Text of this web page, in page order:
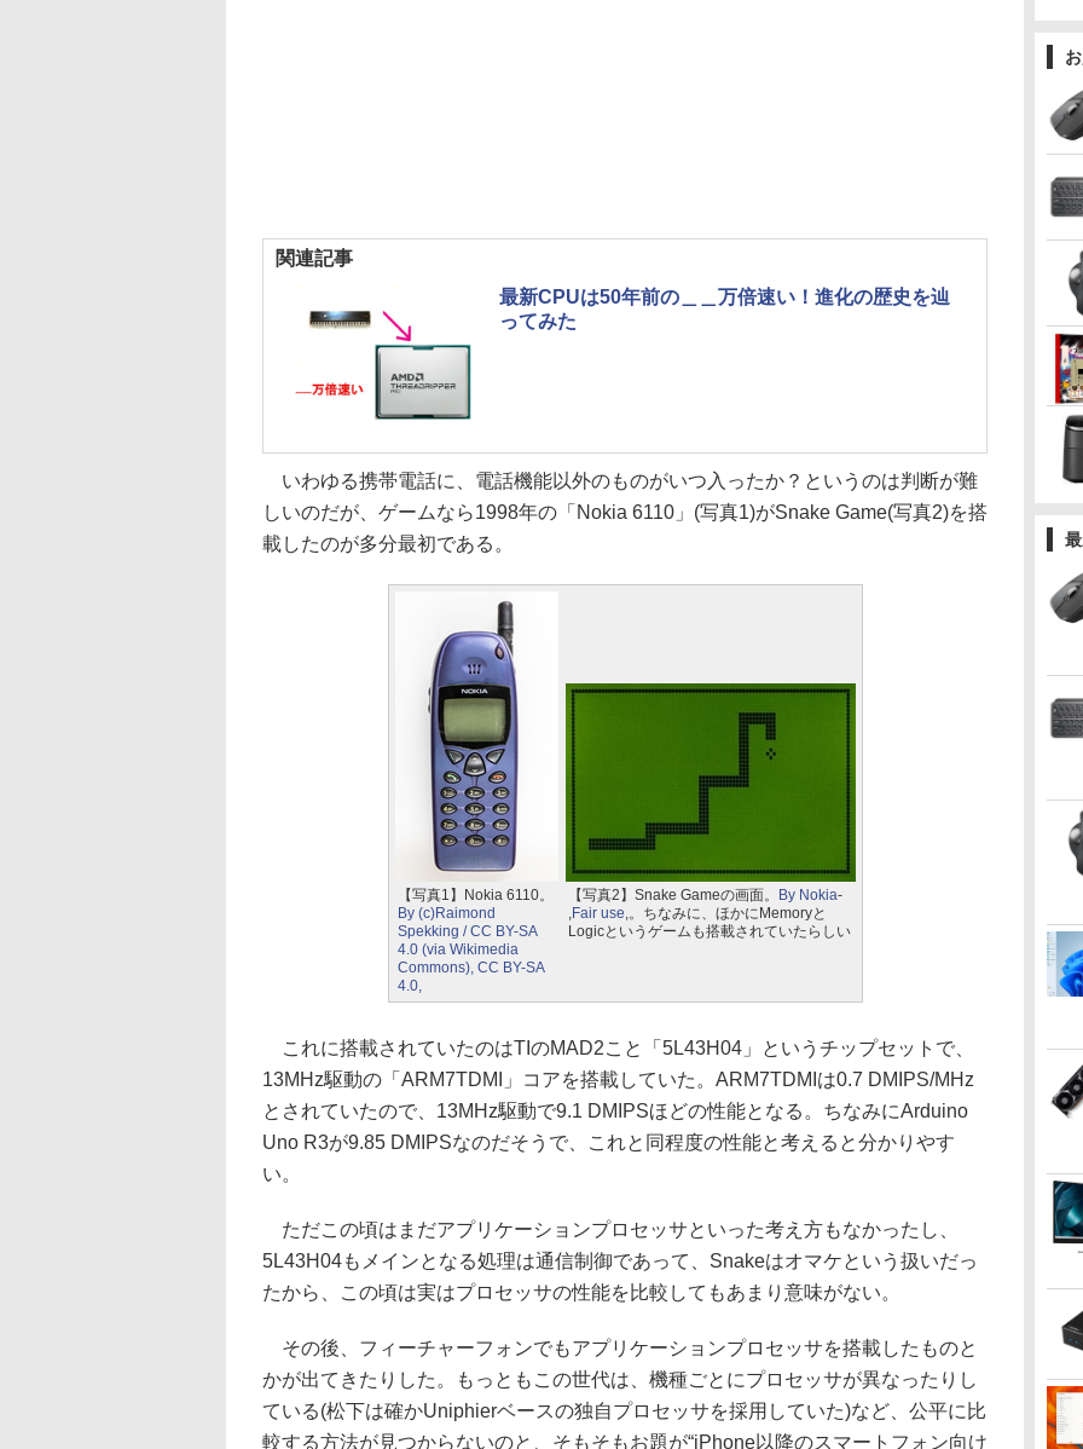
関連記事
最新CPUは50年前の＿＿万倍速い！進化の歴史を辿
ってみた
いわゆる携帯電話に、電話機能以外のものがいつ入ったか？というのは判断が難
しいのだが、ゲームなら1998年の「Nokia 6110」(写真1)がSnake Game(写真2)を搭
載したのが多分最初である。
【写真1】Nokia 6110。
By (c)Raimond
Spekking / CC BY-SA
4.0 (via Wikimedia
Commons), CC BY-SA
4.0,
【写真2】Snake Gameの画面。 By Nokia-
,Fair use,。ちなみに、ほかにMemoryと
Logicというゲームも搭載されていたらしい
これに搭載されていたのはTIのMAD2こと「5L43H04」というチップセットで、
13MHz駆動の「ARM7TDMI」コアを搭載していた。ARM7TDMIは0.7 DMIPS/MHz
とされていたので、13MHz駆動で9.1 DMIPSほどの性能となる。ちなみにArduino
Uno R3が9.85 DMIPSなのだそうで、これと同程度の性能と考えると分かりやす
い。
ただこの頃はまだアプリケーションプロセッサといった考え方もなかったし、
5L43H04もメインとなる処理は通信制御であって、Snakeはオマケという扱いだっ
たから、この頃は実はプロセッサの性能を比較してもあまり意味がない。
その後、フィーチャーフォンでもアプリケーションプロセッサを搭載したものと
かが出てきたりした。もっともこの世代は、機種ごとにプロセッサが異なったりし
ている(松下は確かUniphierベースの独自プロセッサを採用していた)など、公平に比
較する方法が見つからないのと、そもそもお題が“iPhone以降のスマートフォン向け